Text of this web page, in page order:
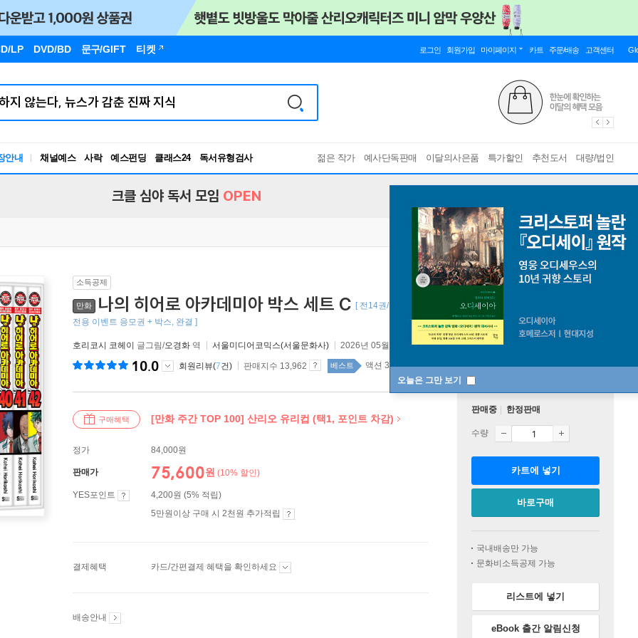
LP DVD/BD 문구/GIFT 티켓 로그인 회원가입 마이페이지 카트 주문/배송 고객센터
안내 채널예스 사락 예스펀딩 클래스24
독서유형검사
RBTI Lab
젊은 작가 예사단독판매 이달의사은품 특가할인 추천도서 대량/법인
오늘은 그만 보기
크클 심야 독서 모임 OPEN
소득공제
만화 나의 히어로 아카데미아 박스 세트 C [ 전14권/구성 : 일러스트 트럼프 카드 18매 세트 C + 박스판 구매자
전용 이벤트 응모권 + 박스, 완결 ]
호리코시 코헤이 글그림/오경화 역 서울미디어코믹스(서울문화사) 2026년 05월 29일
10.0 회원리뷰(7건) 판매지수 13,962 베스트 액션 37위 국내도서 top100 1주
구매혜택 [만화 주간 TOP 100] 산리오 유리컵 (택1, 포인트 차감)
정가 84,000원
판매가 75,600원 (10% 할인)
YES포인트
4,200원 (5% 적립)
5만원이상 구매 시 2천원 추가적립
결제혜택 카드/간편결제 혜택을 확인하세요
배송안내
판매중 한정판매
수량
카트에 넣기
바로구매
국내배송만 가능
문화비소득공제 가능
리스트에 넣기
eBook 출간 알림신청